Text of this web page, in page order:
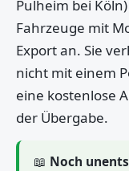
Pulheim bei
Fahrzeuge mit
Export an. Sie
nicht mit einem
eine kostenlose
der Übergabe.
📖 Noch